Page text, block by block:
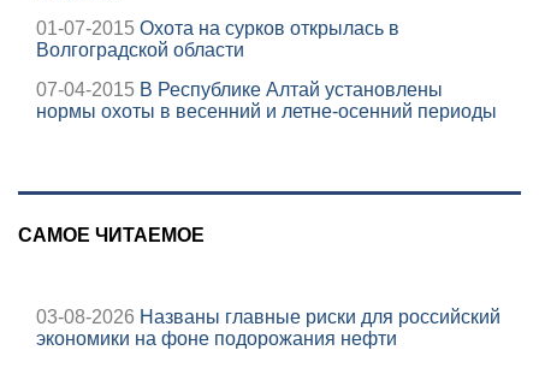
01-07-2015 Охота на сурков открылась в
Волгоградской области
07-04-2015 В Республике Алтай установлены
нормы охоты в весенний и летне-осенний периоды
САМОЕ ЧИТАЕМОЕ
03-08-2026 Названы главные риски для российский
экономики на фоне подорожания нефти